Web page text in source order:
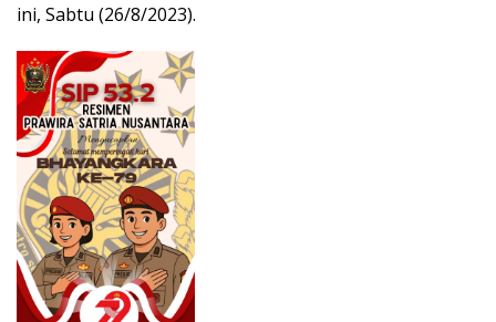
ini, Sabtu (26/8/2023).